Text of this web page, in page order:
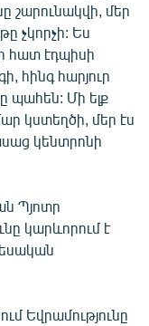
շարունակվի, մեր
չկորչի: Ես
հատ էդպիսի
հինգ հարյուր
պահեն: Մի ելք
կստեղծի, մեր էս
կենտրոնի
Պյոտր
կարևորում է
Եվրամությունը